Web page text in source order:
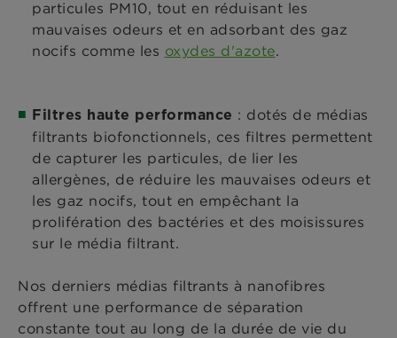
particules PM10, tout en réduisant les
mauvaises odeurs et en adsorbant des gaz
nocifs comme les oxydes d'azote.
Filtres haute performance : dotés de médias
filtrants biofonctionnels, ces filtres permettent
de capturer les particules, de lier les
allergènes, de réduire les mauvaises odeurs et
les gaz nocifs, tout en empêchant la
prolifération des bactéries et des moisissures
sur le média filtrant.
Nos derniers médias filtrants à nanofibres
offrent une performance de séparation
constante tout au long de la durée de vie du